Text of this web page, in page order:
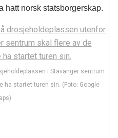
hatt norsk statsborgerskap.
i Stavanger sentrum
ha startet turen sin. (Foto: Google